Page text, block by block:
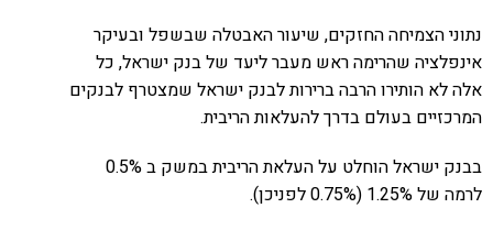
נתוני הצמיחה החזקים, שיעור האבטלה שבשפל ובעיקר
אינפלציה שהרימה ראש מעבר ליעד של בנק ישראל, כל
אלה לא הותירו הרבה ברירות לבנק ישראל שמצטרף לבנקים
המרכזיים בעולם בדרך להעלאות הריבית.
בבנק ישראל הוחלט על העלאת הריבית במשק ב 0.5%
לרמה של 1.25% (0.75% לפניכן).